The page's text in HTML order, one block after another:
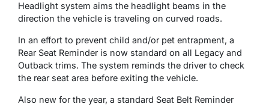
Headlight system aims the headlight beams in the
direction the vehicle is traveling on curved roads.
In an effort to prevent child and/or pet entrapment, a
Rear Seat Reminder is now standard on all Legacy and
Outback trims. The system reminds the driver to check
the rear seat area before exiting the vehicle.
Also new for the year, a standard Seat Belt Reminder